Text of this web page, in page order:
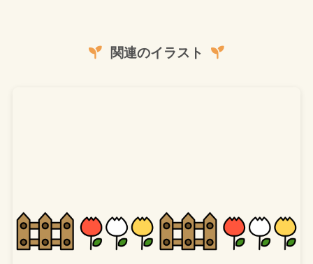
関連のイラスト